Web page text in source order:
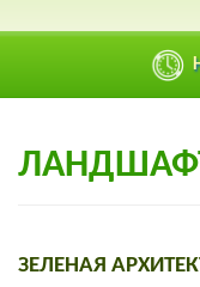
ЗЕЛЕНАЯ